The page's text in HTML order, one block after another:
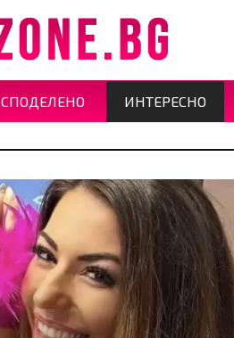
СПОДЕЛЕНО ИНТЕРЕСНО